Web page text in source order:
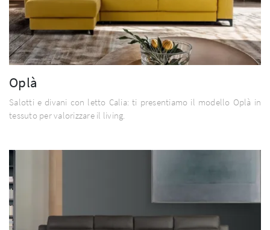
Oplà
Salotti e divani con letto Calia: ti presentiamo il modello Oplà in
tessuto per valorizzare il living.